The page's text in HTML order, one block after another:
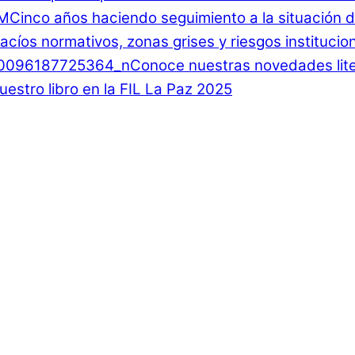
Cinco años haciendo seguimiento a la situación
normativos, zonas grises y riesgos
Conoce nuestras novedades
libro en la FIL La Paz 2025